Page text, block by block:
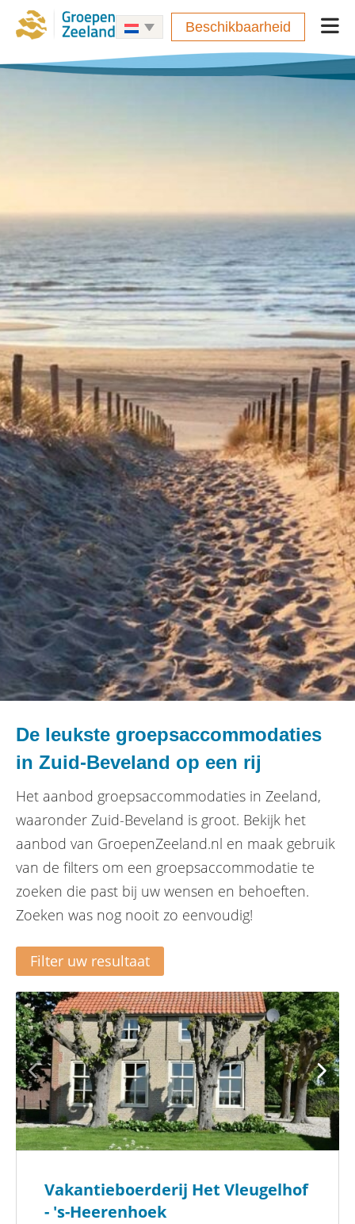
Beschikbaarheid
De leukste groepsaccommodaties
in Zuid-Beveland op een rij
Het aanbod groepsaccommodaties in Zeeland,
waaronder Zuid-Beveland is groot. Bekijk het
aanbod van GroepenZeeland.nl en maak gebruik
van de filters om een groepsaccommodatie te
zoeken die past bij uw wensen en behoeften.
Zoeken was nog nooit zo eenvoudig!
Filter uw resultaat
Vakantieboerderij Het Vleugelhof
- 's-Heerenhoek